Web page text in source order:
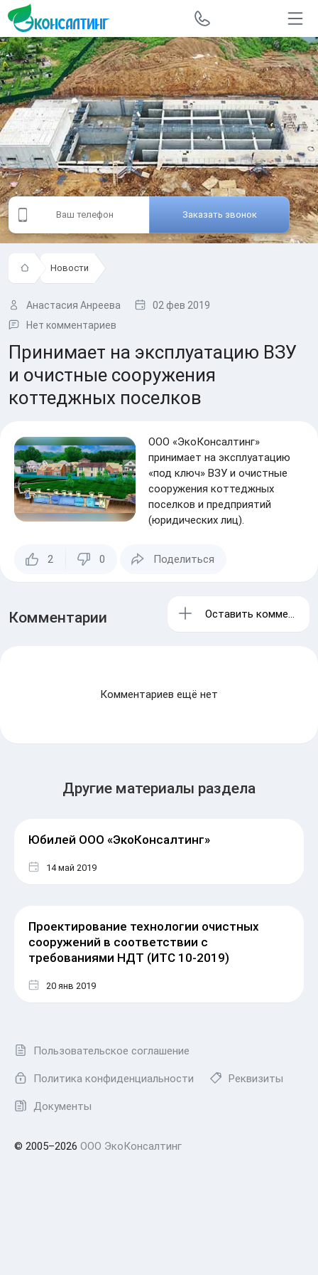
Заказать звонок
Новости
Анастасия Анреева
02 фев 2019
Нет комментариев
Принимает на эксплуатацию ВЗУ
и очистные сооружения
коттеджных поселков
ООО «ЭкоКонсалтинг»
принимает на эксплуатацию
«под ключ» ВЗУ и очистные
сооружения коттеджных
поселков и предприятий
(юридических лиц).
2 0 Поделиться
Комментарии Оставить
Комментариев ещё нет
Другие материалы раздела
Юбилей ООО «ЭкоКонсалтинг»
14 май 2019
Проектирование технологии очистных
сооружений в соответствии с
требованиями НДТ (ИТС 10-2019)
20 янв 2019
Пользовательское соглашение
Политика конфиденциальности Реквизиты
Документы
© 2005–2026 ООО ЭкоКонсалтинг